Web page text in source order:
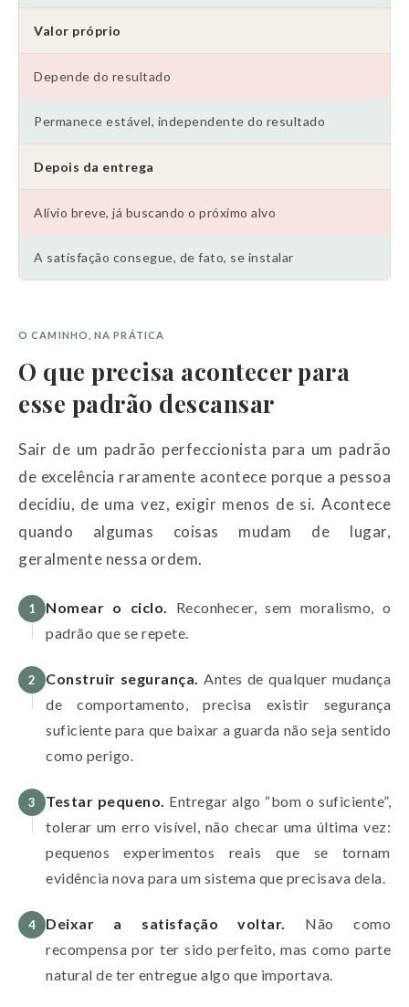
Valor próprio
Depende do resultado
Permanece estável, independente do resultado
Depois da entrega
Alívio breve, já buscando o próximo alvo
A satisfação consegue, de fato, se instalar
O CAMINHO, NA PRÁTICA
O que precisa acontecer para
esse padrão descansar
Sair de um padrão perfeccionista para um padrão
de excelência raramente acontece porque a pessoa
decidiu, de uma vez, exigir menos de si. Acontece
quando algumas coisas mudam de lugar,
geralmente nessa ordem.
1 Nomear o ciclo. Reconhecer, sem moralismo, o
padrão que se repete.
2 Construir segurança. Antes de qualquer mudança
de comportamento, precisa existir segurança
suficiente para que baixar a guarda não seja sentido
como perigo.
3 Testar pequeno. Entregar algo “bom o suficiente”,
tolerar um erro visível, não checar uma última vez:
pequenos experimentos reais que se tornam
evidência nova para um sistema que precisava dela.
4 Deixar a satisfação voltar.
Não como
recompensa por ter sido perfeito, mas como parte
natural de ter entregue algo que importava.